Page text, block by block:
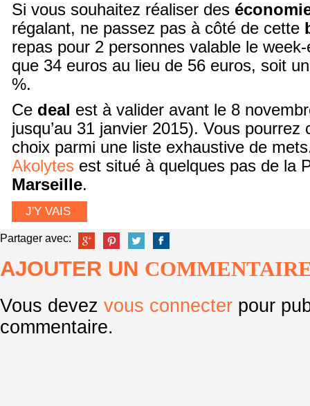
Si vous souhaitez réaliser des
régalant, ne passez pas à côté de cette
repas pour 2 personnes valable le
que 34 euros au lieu de 56 euros, soit
%.
Ce deal est à valider avant le 8
jusqu’au 31 janvier 2015). Vous pourrez
choix parmi une liste exhaustive de
Akolytes est situé à quelques pas de la
Marseille.
J'Y VAIS
Partager avec:
AJOUTER UN
Vous devez vous connecter pour
commentaire.